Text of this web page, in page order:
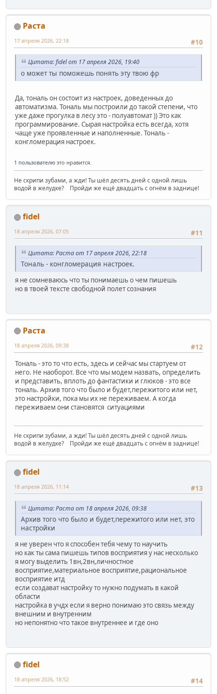
Раста
#10
17 апреля 2026, 22:18
Цитата: fidel от 17 апреля 2026, 19:40
о может ты поможешь понять эту твою фр
Да, тональ он состоит из настроек, доведенных до
автоматизма. Тональ мы построили до такой степени, что
уже даже прогулка в лесу это - полуавтомат )) Это как
программирование. Сырая настройка есть всегда, хотя
чаще уже проявленные и наполненные. Тональ -
конгломерация настроек.
1 пользователю это нравится.
Не скрипи зубами, а жди! Ты шёл десять дней с одной лишь
водой в желудке? Пройди же ещё двадцать с огнём в заднице!
fidel
#11
18 апреля 2026, 07:05
Цитата: Раста от 17 апреля 2026, 22:18
Тональ - конгломерация настроек.
я не сомневаюсь что ты понимаешь о чем пишешь
но в твоей тексте свободной полет сознания
Раста
#12
18 апреля 2026, 09:38
Тональ - это то что есть, здесь и сейчас мы стартуем от
него. Не наоборот. Все что мы модем назвать, определить
и представить, вплоть до фантастики и глюков - это все
тональ. Архив того что было и будет,пережитого или нет,
это настройки, пока мы их не переживаем. А когда
переживаем они становятся ситуациями
Не скрипи зубами, а жди! Ты шёл десять дней с одной лишь
водой в желудке? Пройди же ещё двадцать с огнём в заднице!
fidel
#13
18 апреля 2026, 11:14
Цитата: Раста от 18 апреля 2026, 09:38
Архив того что было и будет,пережитого или нет, это
настройки
я не уверен что я способен тебя чему то научить
но как ты сама пишешь типов восприятия у нас несколько
я могу выделить 1вн,2вн,личностное
восприятие,материальное восприятие,рациональное
восприятие итд
если создават настройку то нужно подумать в какой
области
настройка в учдх если я верно понимаю это связь между
внешним и внутренним
но непонятно что такое внутреннее и где оно
fidel
#14
18 апреля 2026, 18:52